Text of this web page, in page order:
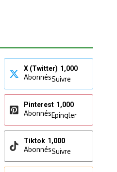
X (Twitter) 1,000
AbonnésSuivre
Pinterest 1,000
AbonnésEpingler
Tiktok 1,000
AbonnésSuivre